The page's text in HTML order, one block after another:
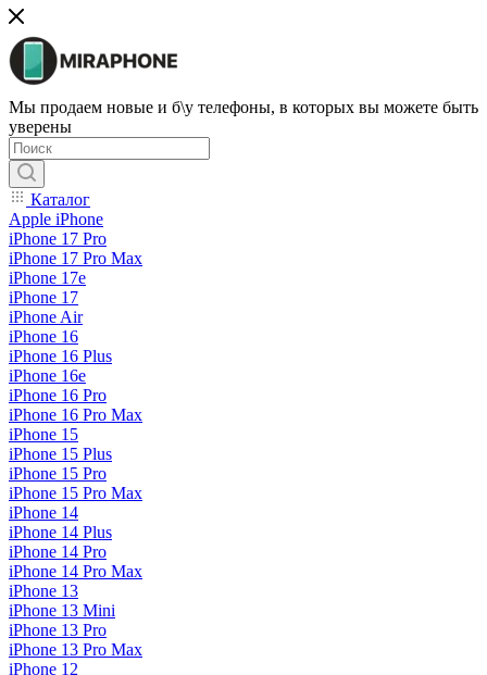
Мы продаем новые и б\у телефоны, в которых вы можете быть
уверены
Каталог
Apple iPhone
iPhone 17 Pro
iPhone 17 Pro Max
iPhone 17e
iPhone 17
iPhone Air
iPhone 16
iPhone 16 Plus
iPhone 16e
iPhone 16 Pro
iPhone 16 Pro Max
iPhone 15
iPhone 15 Plus
iPhone 15 Pro
iPhone 15 Pro Max
iPhone 14
iPhone 14 Plus
iPhone 14 Pro
iPhone 14 Pro Max
iPhone 13
iPhone 13 Mini
iPhone 13 Pro
iPhone 13 Pro Max
iPhone 12